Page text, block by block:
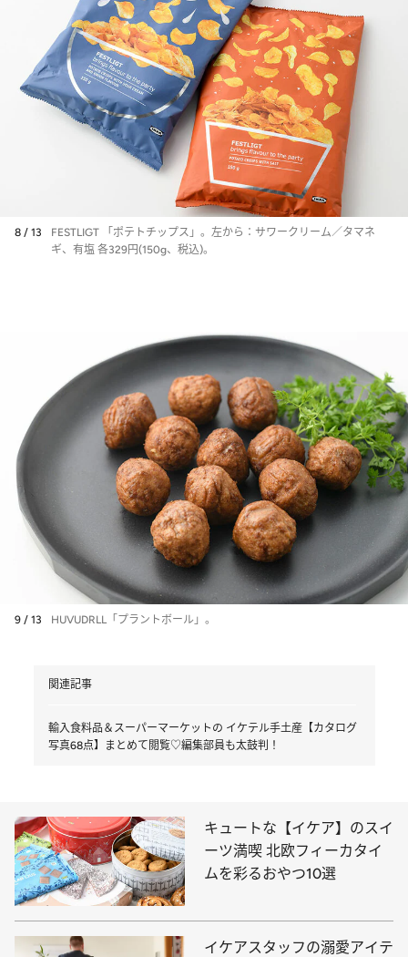
8 / 13
FESTLIGT 「ポテトチップス」。左から：サワークリーム／タマネ
ギ、有塩 各329円(150g、税込)。
9 / 13 HUVUDRLL「プラントボール」。
関連記事
輸入食料品＆スーパーマーケットの イケテル手土産【カタログ
写真68点】まとめて閲覧♡編集部員も太鼓判！
キュートな【イケア】のスイ
ーツ満喫 北欧フィーカタイ
ムを彩るおやつ10選
イケアスタッフの溺愛アイテ